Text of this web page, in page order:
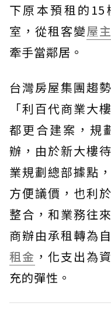
下原本預租的
室，從租客變屋主
牽手當鄰居。
台灣房屋集團趨
「利百代商業大
都更合建案，規
辦，由於新大樓
業規劃總部據點
方便議價，也利
整合，和業務往
商辦由承租轉為
租金 ，化支出為
充的彈性。